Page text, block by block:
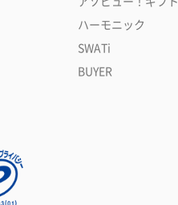
ハーモニック
SWATi
BUYER